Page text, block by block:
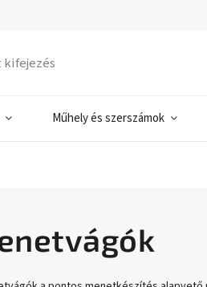
Műhely és szerszámok